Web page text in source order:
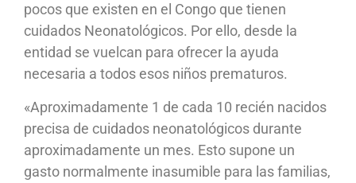
pocos que existen en el Congo que tienen
cuidados Neonatológicos. Por ello, desde la
entidad se vuelcan para ofrecer la ayuda
necesaria a todos esos niños prematuros.
«Aproximadamente 1 de cada 10 recién nacidos
precisa de cuidados neonatológicos durante
aproximadamente un mes. Esto supone un
gasto normalmente inasumible para las familias,